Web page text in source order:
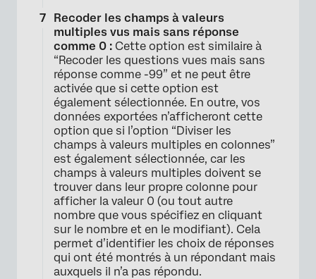
Recoder les champs à valeurs
multiples vus mais sans réponse
comme 0 : Cette option est similaire à
“Recoder les questions vues mais sans
réponse comme -99” et ne peut être
activée que si cette option est
également sélectionnée. En outre, vos
données exportées n’afficheront cette
option que si l’option “Diviser les
champs à valeurs multiples en colonnes”
est également sélectionnée, car les
champs à valeurs multiples doivent se
trouver dans leur propre colonne pour
afficher la valeur 0 (ou tout autre
nombre que vous spécifiez en cliquant
sur le nombre et en le modifiant). Cela
permet d’identifier les choix de réponses
qui ont été montrés à un répondant mais
auxquels il n’a pas répondu.